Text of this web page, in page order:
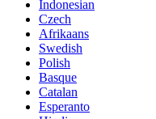
Indonesian
Czech
Afrikaans
Swedish
Polish
Basque
Catalan
Esperanto